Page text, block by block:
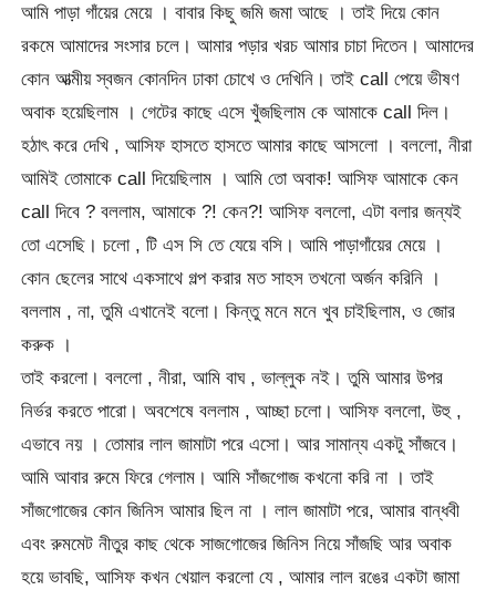
আমি পাড়া গাঁয়ের মেয়ে । বাবার কিছু জমি জমা আছে । তাই দিয়ে কোন
রকমে আমাদের সংসার চলে। আমার পড়ার খরচ আমার চাচা দিতেন। আমাদের
কোন আত্মীয় স্বজন কোনদিন ঢাকা চোখে ও দেখিনি। তাই call পেয়ে ভীষণ
অবাক হয়েছিলাম । গেটের কাছে এসে খুঁজছিলাম কে আমাকে call দিল।
হঠাৎ করে দেখি , আসিফ হাসতে হাসতে আমার কাছে আসলো । বললো, নীরা
আমিই তোমাকে call দিয়েছিলাম । আমি তো অবাক! আসিফ আমাকে কেন
call দিবে ? বললাম, আমাকে ?! কেন?! আসিফ বললো, এটা বলার জন্যই
তো এসেছি। চলো , টি এস সি তে যেয়ে বসি। আমি পাড়াগাঁয়ের মেয়ে ।
কোন ছেলের সাথে একসাথে গল্প করার মত সাহস তখনো অর্জন করিনি ।
বললাম , না, তুমি এখানেই বলো। কিন্তু মনে মনে খুব চাইছিলাম, ও জোর
করুক ।
তাই করলো। বললো , নীরা, আমি বাঘ , ভাল্লুক নই। তুমি আমার উপর
নির্ভর করতে পারো। অবশেষে বললাম , আচ্ছা চলো। আসিফ বললো, উহু ,
এভাবে নয় । তোমার লাল জামাটা পরে এসো। আর সামান্য একটু সাঁজবে।
আমি আবার রুমে ফিরে গেলাম। আমি সাঁজগোজ কখনো করি না । তাই
সাঁজগোজের কোন জিনিস আমার ছিল না । লাল জামাটা পরে, আমার বান্ধবী
এবং রুমমেট নীতুর কাছ থেকে সাজগোজের জিনিস নিয়ে সাঁজছি আর অবাক
হয়ে ভাবছি, আসিফ কখন খেয়াল করলো যে , আমার লাল রঙের একটা জামা